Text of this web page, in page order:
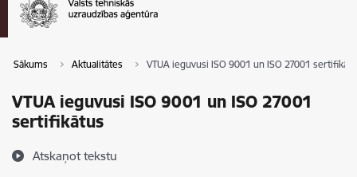
Sākums Aktualitātes VTUA ieguvusi ISO 9001 un ISO 27001
VTUA ieguvusi ISO 9001 un ISO 27001
sertifikātus
Atskaņot tekstu